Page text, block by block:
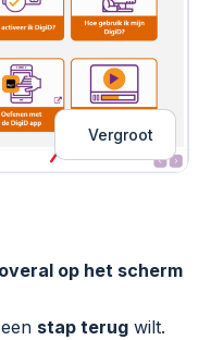
Vergroot
overal op het scherm
stap terug wilt.